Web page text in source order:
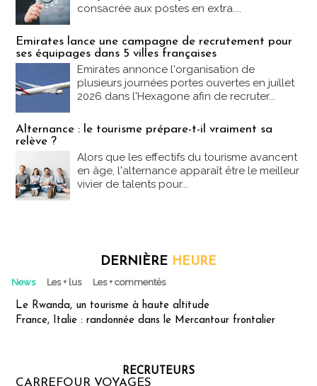
consacrée aux postes en extra....
Emirates lance une campagne de recrutement pour
ses équipages dans 5 villes françaises
Emirates annonce l'organisation de
plusieurs journées portes ouvertes en juillet
2026 dans l'Hexagone afin de recruter...
Alternance : le tourisme prépare-t-il vraiment sa
relève ?
Alors que les effectifs du tourisme avancent
en âge, l'alternance apparaît être le meilleur
vivier de talents pour...
DERNIÈRE HEURE
News Les + lus Les + commentés
Le Rwanda, un tourisme à haute altitude
France, Italie : randonnée dans le Mercantour frontalier
RECRUTEURS
CARREFOUR VOYAGES